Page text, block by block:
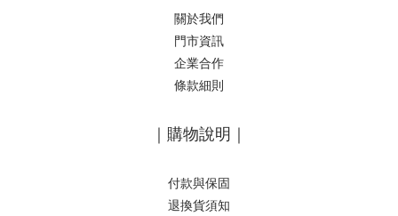
關於我們
門市資訊
企業合作
條款細則
｜購物說明｜
付款與保固
退換貨須知